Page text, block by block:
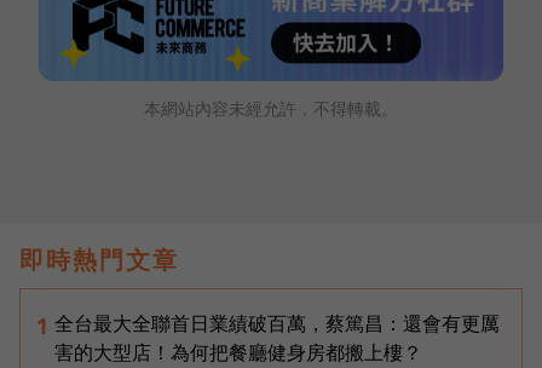
本網站內容未經允許，不得轉載。
即時熱門文章
1 全台最大全聯首日業績破百萬，蔡篤昌：還會有更厲
害的大型店！為何把餐廳健身房都搬上樓？